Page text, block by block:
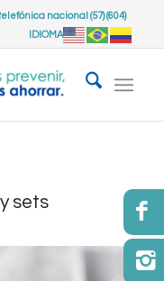
nacional (57) (604)
IDIOMA
sets